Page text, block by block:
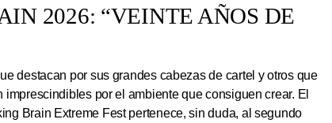
2026: “VEINTE AÑOS DE
destacan por sus grandes cabezas de cartel y otros que
imprescindibles por el ambiente que consiguen crear. El
Brain Extreme Fest pertenece, sin duda, al segundo